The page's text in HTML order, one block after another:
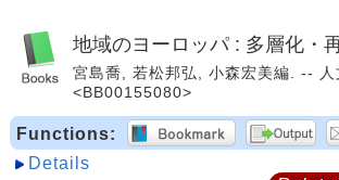
地域のヨーロッパ : 多層化・
宮島喬, 若松邦弘, 小森宏美編. -- 人
<BB00155080>
Functions:
Details